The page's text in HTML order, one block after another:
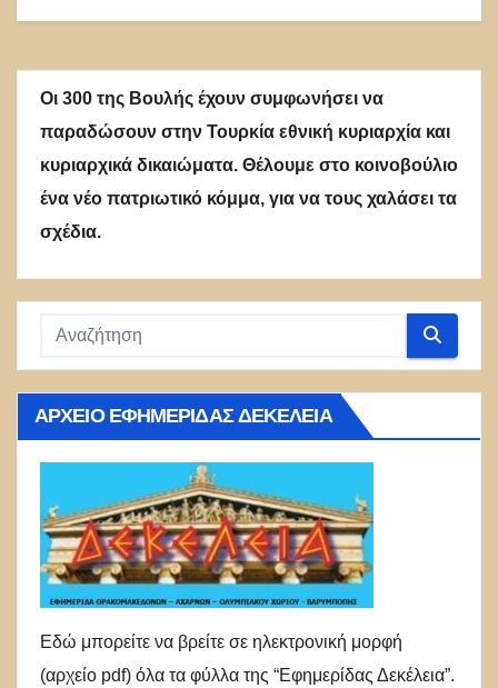
Οι 300 της Βουλής έχουν συμφωνήσει να
παραδώσουν στην Τουρκία εθνική κυριαρχία και
κυριαρχικά δικαιώματα. Θέλουμε στο κοινοβούλιο
ένα νέο πατριωτικό κόμμα, για να τους χαλάσει τα
σχέδια.
ΑΡΧΕΊΟ ΕΦΗΜΕΡΊΔΑΣ ΔΕΚΈΛΕΙΑ
Εδώ μπορείτε να βρείτε σε ηλεκτρονική μορφή
(αρχείο pdf) όλα τα φύλλα της “Εφημερίδας Δεκέλεια”.